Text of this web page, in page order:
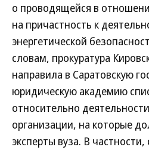
о проводящейся в
на причастность к
энергетической
словам, прокуратура
направила в Саратовскую
юридическую академию
относительно
организации, на которые
эксперты вуза. В